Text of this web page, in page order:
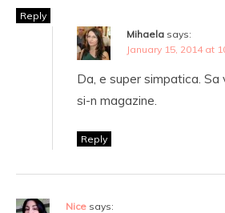
Reply
Mihaela says:
January 15, 2014 at
Da, e super simpatica.
si-n magazine.
Reply
Nice says: